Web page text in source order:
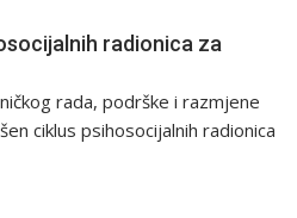
radionica za
rada, podrške i razmjene
ciklus psihosocijalnih radionica